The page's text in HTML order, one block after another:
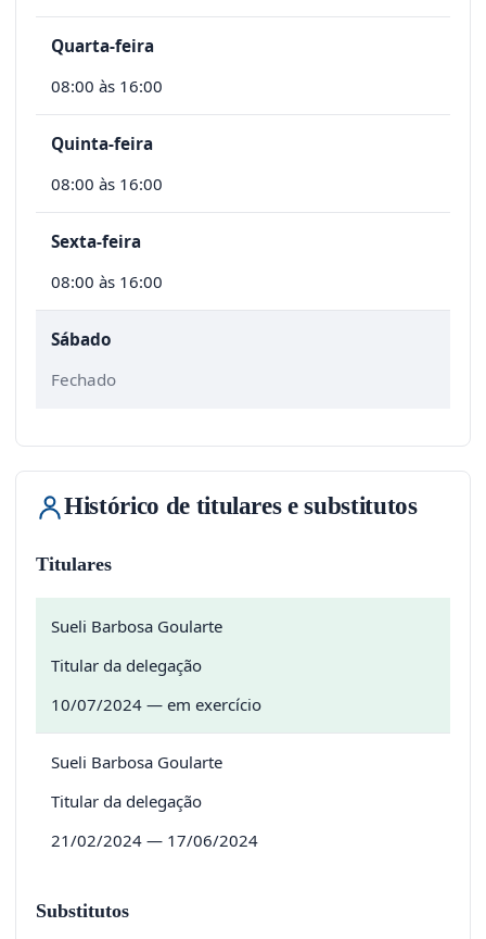
Quarta-feira
08:00 às 16:00
Quinta-feira
08:00 às 16:00
Sexta-feira
08:00 às 16:00
Sábado
Fechado
Histórico de titulares e substitutos
Titulares
Sueli Barbosa Goularte
Titular da delegação
10/07/2024 — em exercício
Sueli Barbosa Goularte
Titular da delegação
21/02/2024 — 17/06/2024
Substitutos